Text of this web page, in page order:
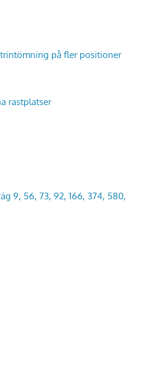
på fler positioner
rastplatser
9, 56, 73, 92, 166, 374, 580,